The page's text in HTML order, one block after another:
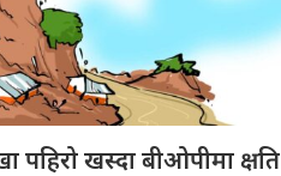
पहिरो खस्दा बीओपीमा क्षति